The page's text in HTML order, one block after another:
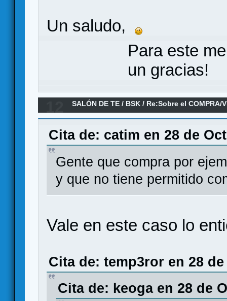
Un saludo,
Para este
un gracias!
SALÓN DE TE / BSK / Re:Sobre el COMPRA/
Cita de: catim en 28 de
Gente que compra por
y que no tiene permitido
Vale en este caso lo
Cita de: temp3ror en 28
Cita de: keoga en 28 de